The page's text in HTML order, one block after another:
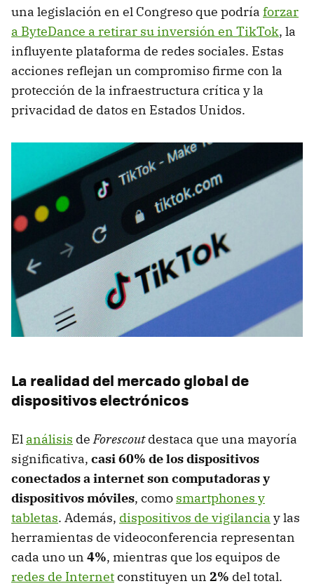
una legislación en el Congreso que podría forzar
a ByteDance a retirar su inversión en TikTok, la
influyente plataforma de redes sociales. Estas
acciones reflejan un compromiso firme con la
protección de la infraestructura crítica y la
privacidad de datos en Estados Unidos.
La realidad del mercado global de
dispositivos electrónicos
El análisis deForescoutdestaca que una mayoría
significativa, casi 60% de los dispositivos
conectados a internet son computadoras y
dispositivos móviles, como smartphones y
tabletas. Además, dispositivos de vigilancia y las
herramientas de videoconferencia representan
cada uno un 4%, mientras que los equipos de
redes de Internetconstituyen un 2% del total.